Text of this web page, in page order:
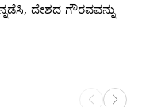
ದೇಶದ ಗೌರವವನ್ನು